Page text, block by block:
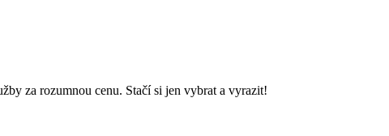
za rozumnou cenu. Stačí si jen vybrat a vyrazit!